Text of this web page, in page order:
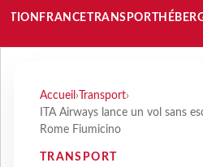
FRANCETRANSPORT
Accueil › Transport›
ITA Airways lance un vol sans
Rome Fiumicino
TRANSPORT